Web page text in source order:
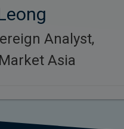
Analyst,
Asia